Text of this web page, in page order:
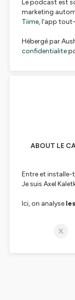
Le podcast est
marketing
Tiime, l'app
Hébergé par
confidentialite
ABOUT LE
Entre et installe-
Je suis Axel
Ici, on analyse
Enfin, si tu
c'est offert par